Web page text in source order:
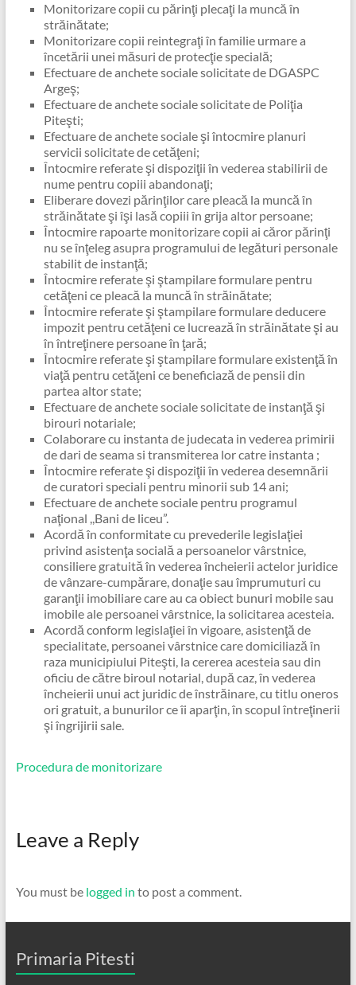
Monitorizare copii cu părinţi plecaţi la muncă în
străinătate;
Monitorizare copii reintegraţi în familie urmare a
încetării unei măsuri de protecţie specială;
Efectuare de anchete sociale solicitate de DGASPC
Argeş;
Efectuare de anchete sociale solicitate de Poliţia
Piteşti;
Efectuare de anchete sociale şi întocmire planuri
servicii solicitate de cetăţeni;
Întocmire referate şi dispoziţii în vederea stabilirii de
nume pentru copiii abandonaţi;
Eliberare dovezi părinţilor care pleacă la muncă în
străinătate şi îşi lasă copiii în grija altor persoane;
Întocmire rapoarte monitorizare copii ai căror părinţi
nu se înţeleg asupra programului de legături personale
stabilit de instanţă;
Întocmire referate şi ştampilare formulare pentru
cetăţeni ce pleacă la muncă în străinătate;
Întocmire referate şi ştampilare formulare deducere
impozit pentru cetăţeni ce lucrează în străinătate şi au
în întreţinere persoane în ţară;
Întocmire referate şi ştampilare formulare existenţă în
viaţă pentru cetăţeni ce beneficiază de pensii din
partea altor state;
Efectuare de anchete sociale solicitate de instanţă şi
birouri notariale;
Colaborare cu instanta de judecata in vederea primirii
de dari de seama si transmiterea lor catre instanta ;
Întocmire referate şi dispoziţii în vederea desemnării
de curatori speciali pentru minorii sub 14 ani;
Efectuare de anchete sociale pentru programul
naţional ,,Bani de liceu”.
Acordă în conformitate cu prevederile legislaţiei
privind asistenţa socială a persoanelor vârstnice,
consiliere gratuită în vederea încheierii actelor juridice
de vânzare-cumpărare, donaţie sau împrumuturi cu
garanţii imobiliare care au ca obiect bunuri mobile sau
imobile ale persoanei vârstnice, la solicitarea acesteia.
Acordă conform legislaţiei în vigoare, asistenţă de
specialitate, persoanei vârstnice care domiciliază în
raza municipiului Piteşti, la cererea acesteia sau din
oficiu de către biroul notarial, după caz, în vederea
încheierii unui act juridic de înstrăinare, cu titlu oneros
ori gratuit, a bunurilor ce îi aparţin, în scopul întreţinerii
şi îngrijirii sale.
Procedura de monitorizare
Leave a Reply
You must be logged in to post a comment.
Primaria Pitesti